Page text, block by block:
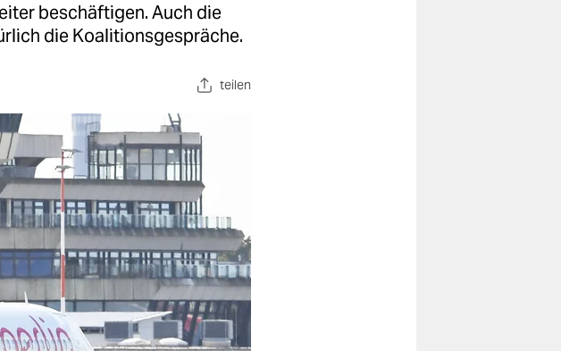
beschäftigen. Auch die
die Koalitionsgespräche.
teilen